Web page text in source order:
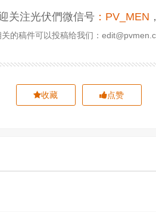
关注光伏們微信号 ：PV_MEN ，
的稿件可以投稿给我们：
收藏 点赞